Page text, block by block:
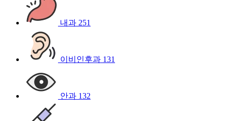
내과 251
이비인후과 131
안과 132